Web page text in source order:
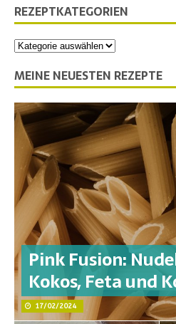
REZEPTKATEGORIEN
MEINE NEUESTEN REZEPTE
Pink Fusion:
Kokos, Feta und
17/02/2024